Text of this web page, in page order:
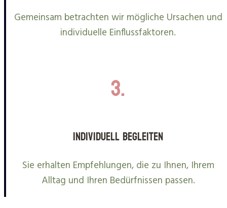
Gemeinsam betrachten wir mögliche Ursachen und
individuelle Einflussfaktoren.
3.
Individuell begleiten
Sie erhalten Empfehlungen, die zu Ihnen, Ihrem
Alltag und Ihren Bedürfnissen passen.